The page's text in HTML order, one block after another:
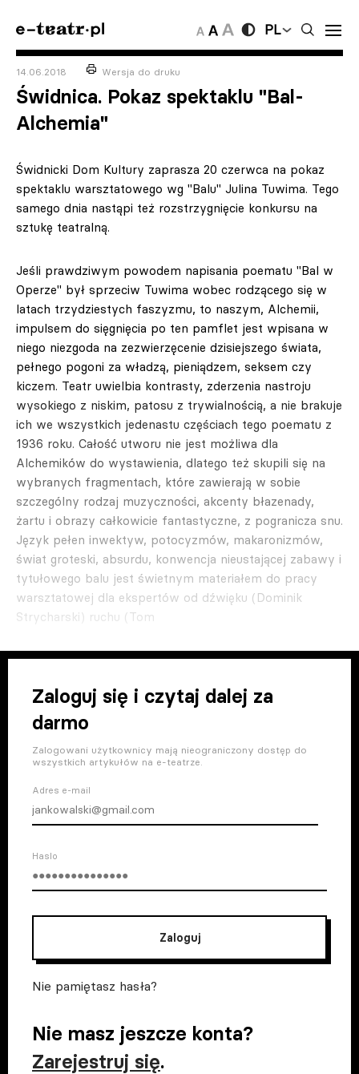
PL
14.06.2018 Wersja do druku
Świdnica. Pokaz spektaklu "Bal-
Alchemia"
Świdnicki Dom Kultury zaprasza 20 czerwca na pokaz
spektaklu warsztatowego wg "Balu" Julina Tuwima. Tego
samego dnia nastąpi też rozstrzygnięcie konkursu na
sztukę teatralną.
Jeśli prawdziwym powodem napisania poematu "Bal w
Operze" był sprzeciw Tuwima wobec rodzącego się w
latach trzydziestych faszyzmu, to naszym, Alchemii,
impulsem do sięgnięcia po ten pamflet jest wpisana w
niego niezgoda na zezwierzęcenie dzisiejszego świata,
pełnego pogoni za władzą, pieniądzem, seksem czy
kiczem. Teatr uwielbia kontrasty, zderzenia nastroju
wysokiego z niskim, patosu z trywialnością, a nie brakuje
ich we wszystkich jedenastu częściach tego poematu z
1936 roku. Całość utworu nie jest możliwa dla
Alchemików do wystawienia, dlatego też skupili się na
wybranych fragmentach, które zawierają w sobie
szczególny rodzaj muzyczności, akcenty błazenady,
żartu i obrazy całkowicie fantastyczne, z pogranicza snu.
Język pełen inwektyw, potocyzmów, makaronizmów,
świat groteski, absurdu, konwencja nieustającej zabawy i
tytułowego balu jest świetnym materiałem do pracy
warsztatowej dla ekspertów od dźwięku (Dominik
Strycharski) ruchu (Tom
Zaloguj się i czytaj dalej za
darmo
Zalogowani użytkownicy mają nieograniczony dostęp do
wszystkich artykułów na e-teatrze.
Adres e-mail
Haslo
Zaloguj
Nie pamiętasz hasła?
Nie masz jeszcze konta?
Zarejestruj się.